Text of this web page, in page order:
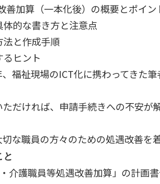
善加算（一本化後）の概要とポイン
的な書き方と注意点
と作成手順
ヒント
福祉現場のICT化に携わってきた
だければ、申請手続きへの不安が
な職員の方々のための処遇改善を
と
介護職員等処遇改善加算」の計画